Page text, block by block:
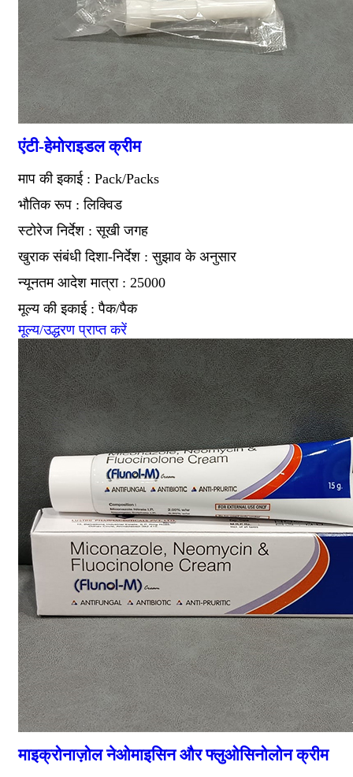
एंटी-हेमोराइडल क्रीम
माप की इकाई : Pack/Packs
भौतिक रूप : लिक्विड
स्टोरेज निर्देश : सूखी जगह
खुराक संबंधी दिशा-निर्देश : सुझाव के अनुसार
न्यूनतम आदेश मात्रा : 25000
मूल्य की इकाई : पैक/पैक
मूल्य/उद्धरण प्राप्त करें
माइक्रोनाज़ोल नेओमाइसिन और फ्लुओसिनोलोन क्रीम